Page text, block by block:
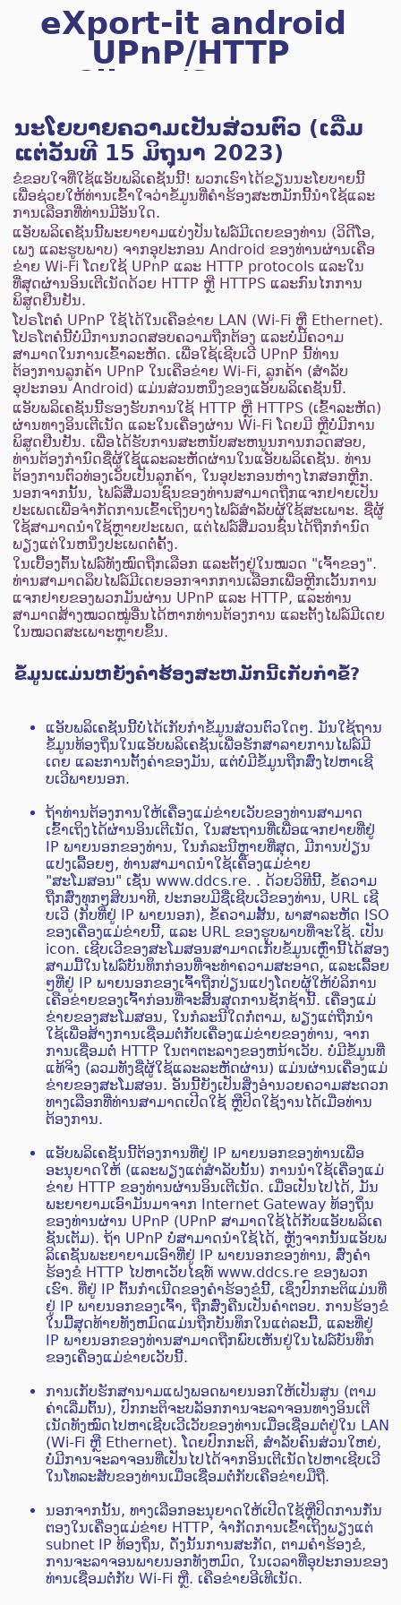
eXport-it android
UPnP/HTTP
Client/Server
ນະໂຍບາຍຄວາມເປັນສ່ວນຕົວ (ເລີ່ມ
ແຕ່ວັນທີ 15 ມິຖຸນາ 2023)
ຂໍຂອບໃຈທີ່ໃຊ້ແອັບພລິເຄຊັນນີ້! ພວກ​ເຮົາ​ໄດ້​ຂຽນ​ນະ​ໂຍ​ບາຍ​ນີ້​
ເພື່ອ​ຊ່ວຍ​ໃຫ້​ທ່ານ​ເຂົ້າ​ໃຈ​ວ່າ​ຂໍ້​ມູນ​ທີ່​ຄໍາ​ຮ້ອງ​ສະ​ຫມັກ​ນີ້​ນໍາ​ໃຊ້​ແລະ​
ການ​ເລືອກ​ທີ່​ທ່ານ​ມີ​ອັນ​ໃດ​.
ແອັບພລິເຄຊັນນີ້ພະຍາຍາມແບ່ງປັນໄຟລ໌ມີເດຍຂອງທ່ານ (ວິດີໂອ,
ເພງ ແລະຮູບພາບ) ຈາກອຸປະກອນ Android ຂອງທ່ານຜ່ານເຄືອ
ຂ່າຍ Wi-Fi ໂດຍໃຊ້ UPnP ແລະ HTTP protocols ແລະໃນ
ທີ່ສຸດຜ່ານອິນເຕີເນັດດ້ວຍ HTTP ຫຼື HTTPS ແລະກົນໄກການ
ພິສູດຢືນຢັນ.
ໂປຣໂຕຄໍ UPnP ໃຊ້ໄດ້ໃນເຄືອຂ່າຍ LAN (Wi-Fi ຫຼື Ethernet).
ໂປຣໂຕຄໍນີ້ບໍ່ມີການກວດສອບຄວາມຖືກຕ້ອງ ແລະບໍ່ມີຄວາມ
ສາມາດໃນການເຂົ້າລະຫັດ. ເພື່ອໃຊ້ເຊີບເວີ UPnP ນີ້ທ່ານ
ຕ້ອງການລູກຄ້າ UPnP ໃນເຄືອຂ່າຍ Wi-Fi, ລູກຄ້າ (ສໍາລັບ
ອຸປະກອນ Android) ແມ່ນສ່ວນຫນຶ່ງຂອງແອັບພລິເຄຊັນນີ້.
ແອັບພລິເຄຊັນນີ້ຮອງຮັບການໃຊ້ HTTP ຫຼື HTTPS (ເຂົ້າລະຫັດ)
ຜ່ານທາງອິນເຕີເນັດ ແລະໃນເຄື່ອງຜ່ານ Wi-Fi ໂດຍມີ ຫຼືບໍ່ມີການ
ພິສູດຢືນຢັນ. ເພື່ອໄດ້ຮັບການສະຫນັບສະຫນູນການກວດສອບ,
ທ່ານຕ້ອງກໍານົດຊື່ຜູ້ໃຊ້ແລະລະຫັດຜ່ານໃນແອັບພລິເຄຊັນ. ທ່ານ
ຕ້ອງການຕົວທ່ອງເວັບເປັນລູກຄ້າ, ໃນອຸປະກອນຫ່າງໄກສອກຫຼີກ.
ນອກຈາກນັ້ນ, ໄຟລ໌ສື່ມວນຊົນຂອງທ່ານສາມາດຖືກແຈກຢາຍເປັນ
ປະເພດເພື່ອຈໍາກັດການເຂົ້າເຖິງບາງໄຟລ໌ສໍາລັບຜູ້ໃຊ້ສະເພາະ. ຊື່​ຜູ້​
ໃຊ້​ສາ​ມາດ​ນໍາ​ໃຊ້​ຫຼາຍ​ປະ​ເພດ​, ແຕ່​ໄຟລ​໌​ສື່​ມວນ​ຊົນ​ໄດ້​ຖືກ​ກໍາ​ນົດ​
ພຽງ​ແຕ່​ໃນ​ຫນຶ່ງ​ປະ​ເພດ​ຕໍ່​ຄັ້ງ​.
ໃນເບື້ອງຕົ້ນໄຟລ໌ທັງໝົດຖືກເລືອກ ແລະຕັ້ງຢູ່ໃນໝວດ "ເຈົ້າຂອງ".
ທ່ານສາມາດລຶບໄຟລ໌ມີເດຍອອກຈາກການເລືອກເພື່ອຫຼີກເວັ້ນການ
ແຈກຢາຍຂອງພວກມັນຜ່ານ UPnP ແລະ HTTP, ແລະທ່ານ
ສາມາດສ້າງໝວດໝູ່ອື່ນໄດ້ຫາກທ່ານຕ້ອງການ ແລະຕັ້ງໄຟລ໌ມີເດຍ
ໃນໝວດສະເພາະຫຼາຍຂຶ້ນ.
ຂໍ້ມູນແມ່ນຫຍັງຄໍາຮ້ອງສະຫມັກນີ້ເກັບກໍາຂໍ້?
ແອັບພລິເຄຊັນນີ້ບໍ່ໄດ້ເກັບກຳຂໍ້ມູນສ່ວນຕົວໃດໆ. ມັນໃຊ້ຖານ
ຂໍ້ມູນທ້ອງຖິ່ນໃນແອັບພລິເຄຊັນເພື່ອຮັກສາລາຍການໄຟລ໌ມີ
ເດຍ ແລະການຕັ້ງຄ່າຂອງມັນ, ແຕ່ບໍ່ມີຂໍ້ມູນຖືກສົ່ງໄປຫາເຊີ
ບເວີພາຍນອກ.
ຖ້າທ່ານຕ້ອງການໃຫ້ເຄື່ອງແມ່ຂ່າຍເວັບຂອງທ່ານສາມາດ
ເຂົ້າເຖິງໄດ້ຜ່ານອິນເຕີເນັດ, ໃນສະຖານທີ່ເພື່ອແຈກຢາຍທີ່ຢູ່
IP ພາຍນອກຂອງທ່ານ, ໃນກໍລະນີຫຼາຍທີ່ສຸດ, ມີການປ່ຽນ
ແປງເລື້ອຍໆ, ທ່ານສາມາດນໍາໃຊ້ເຄື່ອງແມ່ຂ່າຍ
"ສະໂມສອນ" ເຊັ່ນ www.ddcs.re. . ດ້ວຍວິທີນີ້, ຂໍ້ຄວາມ
ຖືກສົ່ງທຸກໆສິບນາທີ, ປະກອບມີຊື່ເຊີບເວີຂອງທ່ານ, URL ເຊີ
ບເວີ (ກັບທີ່ຢູ່ IP ພາຍນອກ), ຂໍ້ຄວາມສັ້ນ, ພາສາລະຫັດ ISO
ຂອງເຄື່ອງແມ່ຂ່າຍນີ້, ແລະ URL ຂອງຮູບພາບທີ່ຈະໃຊ້. ເປັນ
icon. ເຊີບເວີຂອງສະໂມສອນສາມາດເກັບຂໍ້ມູນເຫຼົ່ານີ້ໄດ້ສອງ
ສາມມື້ໃນໄຟລ໌ບັນທຶກກ່ອນທີ່ຈະທໍາຄວາມສະອາດ, ແລະເລື້ອຍ
ໆທີ່ຢູ່ IP ພາຍນອກຂອງເຈົ້າຖືກປ່ຽນແປງໂດຍຜູ້ໃຫ້ບໍລິການ
ເຄືອຂ່າຍຂອງເຈົ້າກ່ອນທີ່ຈະສິ້ນສຸດການຊັກຊ້ານີ້. ເຄື່ອງແມ່
ຂ່າຍຂອງສະໂມສອນ, ໃນກໍລະນີໃດກໍ່ຕາມ, ພຽງແຕ່ຖືກນໍາ
ໃຊ້ເພື່ອສ້າງການເຊື່ອມຕໍ່ກັບເຄື່ອງແມ່ຂ່າຍຂອງທ່ານ, ຈາກ
ການເຊື່ອມຕໍ່ HTTP ໃນຕາຕະລາງຂອງຫນ້າເວັບ. ບໍ່ມີຂໍ້ມູນທີ່
ແທ້ຈິງ (ລວມທັງຊື່ຜູ້ໃຊ້ແລະລະຫັດຜ່ານ) ແມ່ນຜ່ານເຄື່ອງແມ່
ຂ່າຍຂອງສະໂມສອນ. ອັນນີ້ຍັງເປັນສິ່ງອຳນວຍຄວາມສະດວກ
ທາງເລືອກທີ່ທ່ານສາມາດເປີດໃຊ້ ຫຼືປິດໃຊ້ງານໄດ້ເມື່ອທ່ານ
ຕ້ອງການ.
ແອັບພລິເຄຊັນນີ້ຕ້ອງການທີ່ຢູ່ IP ພາຍນອກຂອງທ່ານເພື່ອ
ອະນຸຍາດໃຫ້ (ແລະພຽງແຕ່ສໍາລັບນັ້ນ) ການນໍາໃຊ້ເຄື່ອງແມ່
ຂ່າຍ HTTP ຂອງທ່ານຜ່ານອິນເຕີເນັດ. ເມື່ອເປັນໄປໄດ້, ມັນ
ພະຍາຍາມເອົາມັນມາຈາກ Internet Gateway ທ້ອງຖິ່ນ
ຂອງທ່ານຜ່ານ UPnP (UPnP ສາມາດໃຊ້ໄດ້ກັບແອັບພລິເຄ
ຊັນເຕັມ). ຖ້າ UPnP ບໍ່ສາມາດນໍາໃຊ້ໄດ້, ຫຼັງຈາກນັ້ນແອັບພ
ລິເຄຊັນພະຍາຍາມເອົາທີ່ຢູ່ IP ພາຍນອກຂອງທ່ານ, ສົ່ງຄໍາ
ຮ້ອງຂໍ HTTP ໄປຫາເວັບໄຊທ໌ www.ddcs.re ຂອງພວກ
ເຮົາ. ທີ່ຢູ່ IP ຕົ້ນກໍາເນີດຂອງຄໍາຮ້ອງຂໍນີ້, ເຊິ່ງປົກກະຕິແມ່ນທີ່
ຢູ່ IP ພາຍນອກຂອງເຈົ້າ, ຖືກສົ່ງຄືນເປັນຄໍາຕອບ. ການຮ້ອງຂໍ
ໃນມື້ສຸດທ້າຍທັງຫມົດແມ່ນຖືກບັນທຶກໃນແຕ່ລະມື້, ແລະທີ່ຢູ່
IP ພາຍນອກຂອງທ່ານສາມາດຖືກພົບເຫັນຢູ່ໃນໄຟລ໌ບັນທຶກ
ຂອງເຄື່ອງແມ່ຂ່າຍເວັບນີ້.
ການເກັບຮັກສານາມແຝງພອດພາຍນອກໃຫ້ເປັນສູນ (ຕາມ
ຄ່າເລີ່ມຕົ້ນ), ປົກກະຕິຈະບລັອກການຈະລາຈອນທາງອິນເຕີ
ເນັດທັງໝົດໄປຫາເຊີບເວີເວັບຂອງທ່ານເມື່ອເຊື່ອມຕໍ່ຢູ່ໃນ LAN
(Wi-Fi ຫຼື Ethernet). ໂດຍປົກກະຕິ, ສໍາລັບຄົນສ່ວນໃຫຍ່,
ບໍ່ມີການຈະລາຈອນທີ່ເປັນໄປໄດ້ຈາກອິນເຕີເນັດໄປຫາເຊີບເວີ
ໃນໂທລະສັບຂອງທ່ານເມື່ອເຊື່ອມຕໍ່ກັບເຄືອຂ່າຍມືຖື.
ນອກຈາກນັ້ນ, ທາງເລືອກອະນຸຍາດໃຫ້ເປີດໃຊ້ຫຼືປິດການກັ່ນ
ຕອງໃນເຄື່ອງແມ່ຂ່າຍ HTTP, ຈໍາກັດການເຂົ້າເຖິງພຽງແຕ່
subnet IP ທ້ອງຖິ່ນ, ດັ່ງນັ້ນການສະກັດ, ຕາມຄໍາຮ້ອງຂໍ,
ການຈະລາຈອນພາຍນອກທັງຫມົດ, ໃນເວລາທີ່ອຸປະກອນຂອງ
ທ່ານເຊື່ອມຕໍ່ກັບ Wi-Fi ຫຼື. ເຄືອຂ່າຍອີເທີເນັດ.